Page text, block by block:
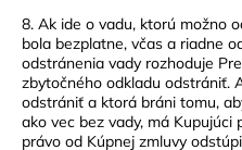
8. Ak ide o vadu, ktorú možno
bola bezplatne, včas a riadne
odstránenia vady rozhoduje
zbytočného odkladu odstrániť.
odstrániť a ktorá bráni tomu,
ako vec bez vady, má
právo od Kúpnej zmluvy